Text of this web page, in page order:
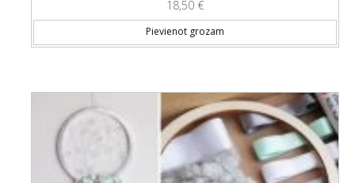
18,50 €
Pievienot grozam